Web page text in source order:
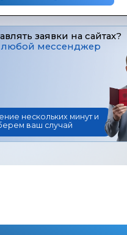
минут и
ваш случай